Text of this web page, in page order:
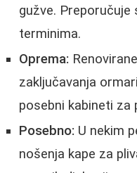
gužve. Preporučuje
terminima.
Oprema:
zaključavanja
posebni kabineti za
Posebno: U nekim
nošenja kape za